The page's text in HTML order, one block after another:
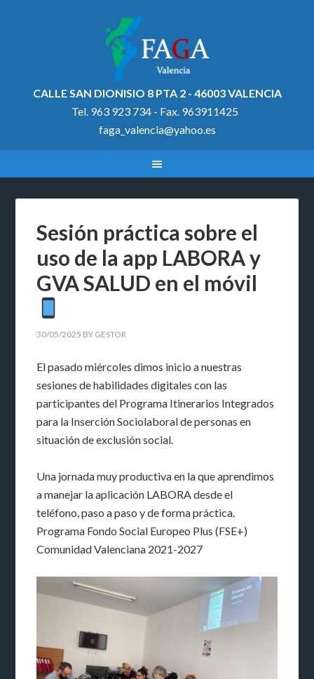
CALLE SAN DIONISIO 8 PTA 2 - 46003 VALENCIA
Tel. 963 923 734 - Fax. 963911425
faga_valencia@yahoo.es
Sesión práctica sobre el
uso de la app LABORA y
GVA SALUD en el móvil
30/05/2025 BY GESTOR
El pasado miércoles dimos inicio a nuestras
sesiones de habilidades digitales con las
participantes del Programa Itinerarios Integrados
para la Inserción Sociolaboral de personas en
situación de exclusión social.
Una jornada muy productiva en la que aprendimos
a manejar la aplicación LABORA desde el
teléfono, paso a paso y de forma práctica.
Programa Fondo Social Europeo Plus (FSE+)
Comunidad Valenciana 2021-2027